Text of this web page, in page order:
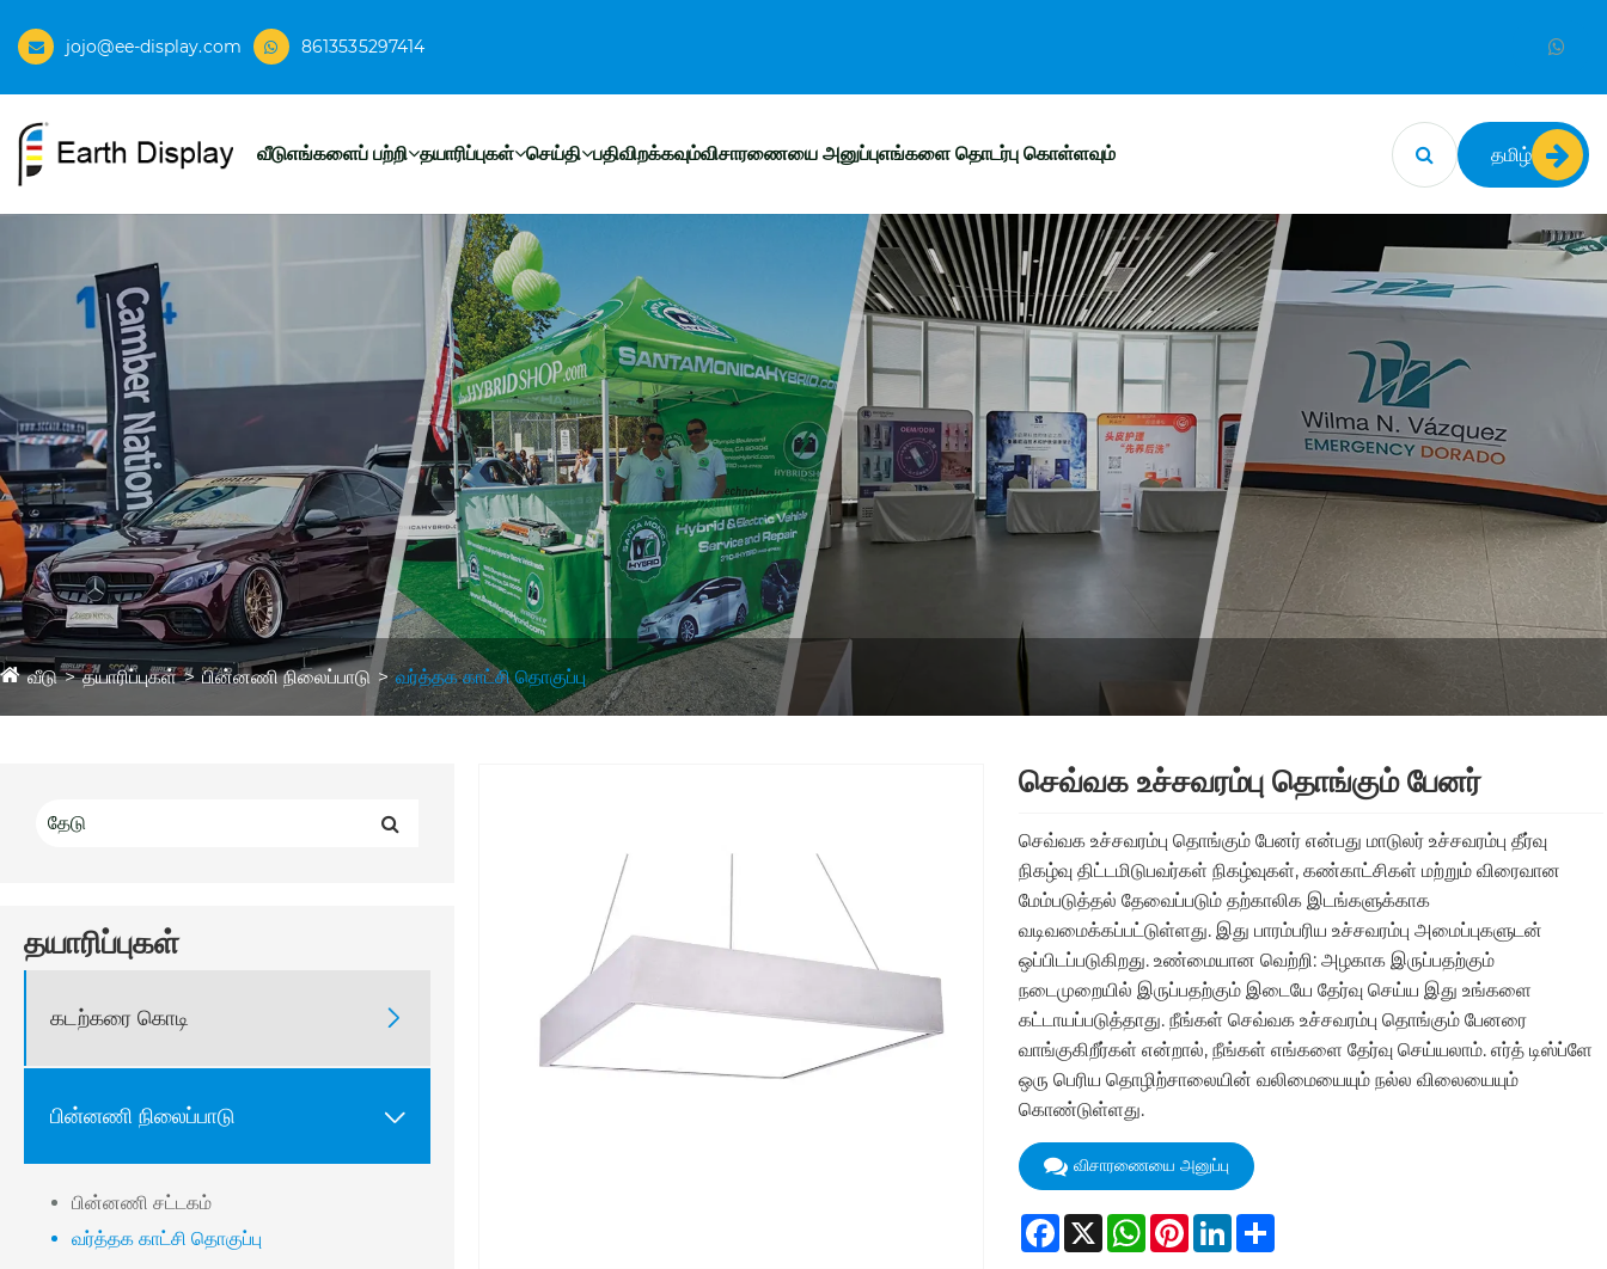
jojo@ee-display.com 8613535297414
வீடுஎங்களைப் பற்றி தயாரிப்புகள் செய்தி பதிவிறக்கவும்விசாரணையை அனுப்புஎங்களை தொடர்பு கொள்ளவும் தமிழ்
வீடு தயாரிப்புகள் பின்னணி நிலைப்பாடு வர்த்தக காட்சி தொகுப்பு
தயாரிப்புகள்
கடற்கரை கொடி 
பின்னணி நிலைப்பாடு 
பின்னணி சட்டகம்
வர்த்தக காட்சி தொகுப்பு
செவ்வக உச்சவரம்பு தொங்கும் பேனர்
செவ்வக உச்சவரம்பு தொங்கும் பேனர் என்பது மாடுலர் உச்சவரம்பு தீர்வு
நிகழ்வு திட்டமிடுபவர்கள் நிகழ்வுகள், கண்காட்சிகள் மற்றும் விரைவான
மேம்படுத்தல் தேவைப்படும் தற்காலிக இடங்களுக்காக
வடிவமைக்கப்பட்டுள்ளது. இது பாரம்பரிய உச்சவரம்பு அமைப்புகளுடன்
ஒப்பிடப்படுகிறது. உண்மையான வெற்றி: அழகாக இருப்பதற்கும்
நடைமுறையில் இருப்பதற்கும் இடையே தேர்வு செய்ய இது உங்களை
கட்டாயப்படுத்தாது. நீங்கள் செவ்வக உச்சவரம்பு தொங்கும் பேனரை
வாங்குகிறீர்கள் என்றால், நீங்கள் எங்களை தேர்வு செய்யலாம். எர்த் டிஸ்ப்ளே
ஒரு பெரிய தொழிற்சாலையின் வலிமையையும் நல்ல விலையையும்
கொண்டுள்ளது.
விசாரணையை அனுப்பு
Facebook
X WhatsApp
Pinterest
LinkedIn
Share